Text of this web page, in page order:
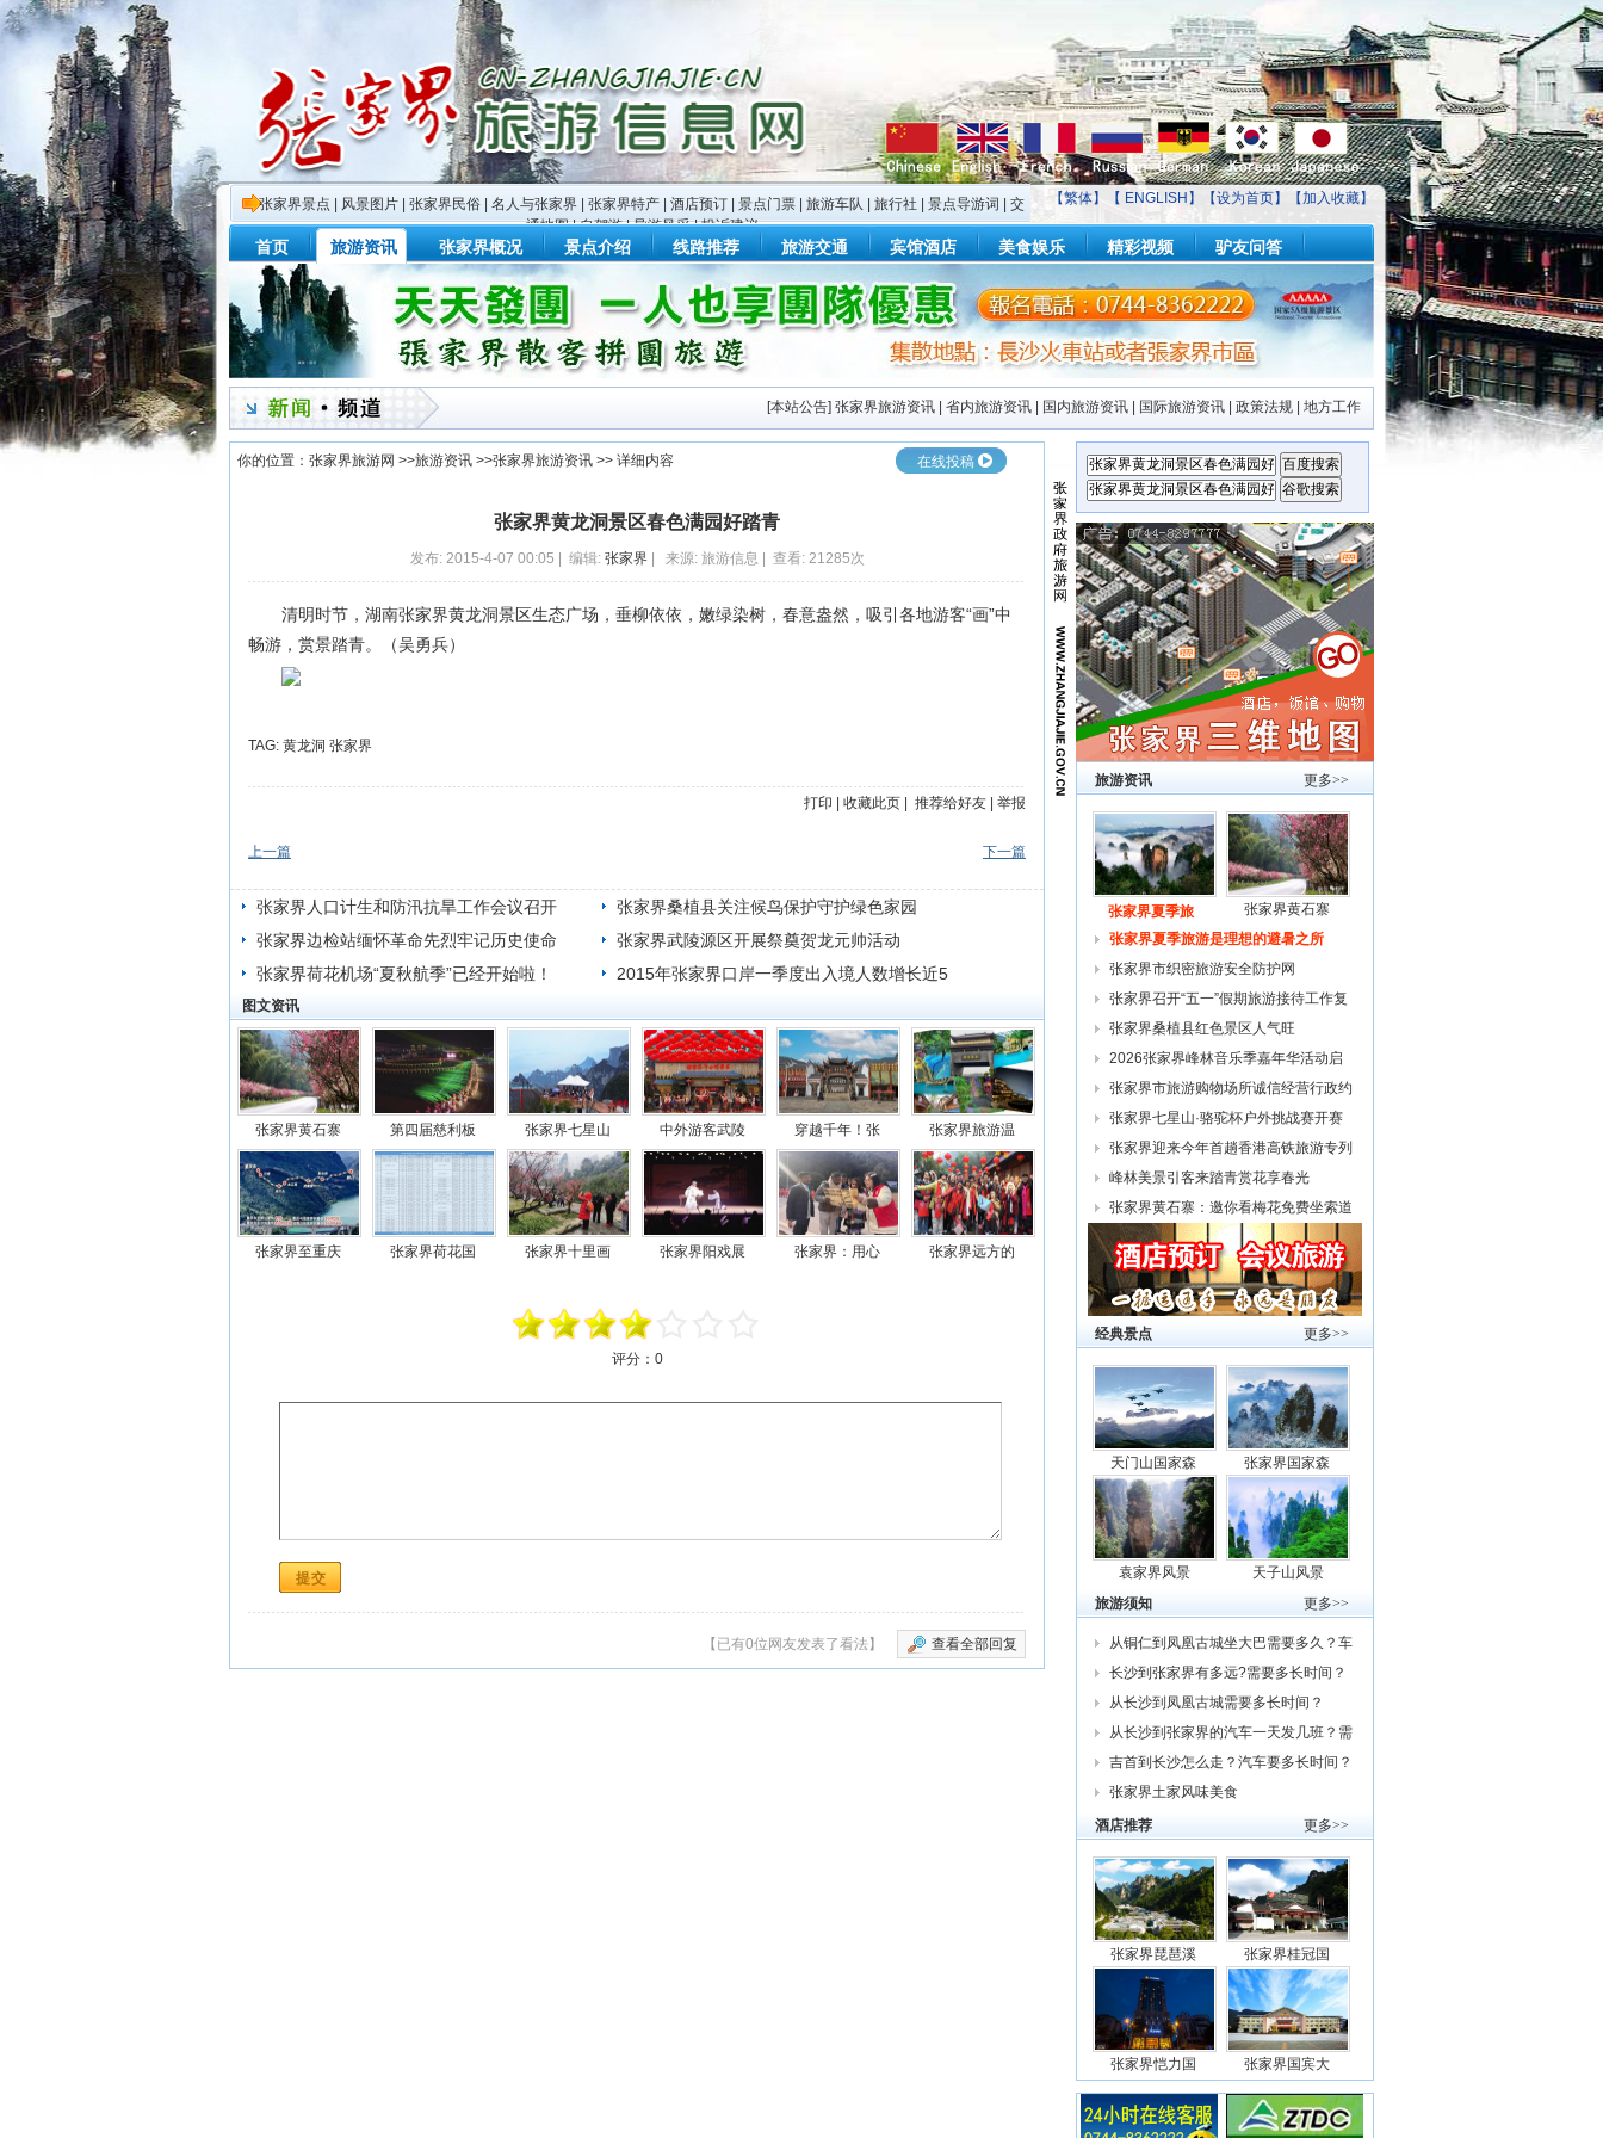
【繁体】【 ENGLISH 】【设为首页】【加入收藏】
张家界景点 风景图片 张家界民俗 名人与张家界 张家界特产 酒店预订 景点门票 旅游车队 旅行社 景点导游词
交
通地图|自驾游|导游风采|投诉建议
首页 旅游资讯 张家界概况 景点介绍 线路推荐 旅游交通 宾馆酒店 美食娱乐 精彩视频 驴友问答
[本站公告] 张家界旅游资讯 省内旅游资讯 国内旅游资讯 国际旅游资讯 政策法规 地方工作
你的位置： 张家界旅游网 >>旅游资讯 >>张家界旅游资讯 >> 详细内容 在线投稿
张家界黄龙洞景区春色满园好踏青
发布: 2015-4-07 00:05 | 编辑: 张家界| 来源: 旅游信息 | 查看: 21285次
清明时节，湖南张家界黄龙洞景区生态广场，垂柳依依，嫩绿染树，春意盎然，吸引各地游客“画”中
畅游，赏景踏青。（吴勇兵）
TAG: 黄龙洞 张家界
打印 收藏此页 推荐给好友 举报
上一篇 下一篇
张家界人口计生和防汛抗旱工作会议召开
张家界桑植县关注候鸟保护守护绿色家园
张家界边检站缅怀革命先烈牢记历史使命
张家界武陵源区开展祭奠贺龙元帅活动
张家界荷花机场“夏秋航季”已经开始啦！
2015年张家界口岸一季度出入境人数增长近5
图文资讯
张家界黄石寨 第四届慈利板 张家界七星山 中外游客武陵 穿越千年！张 张家界旅游温
张家界至重庆 张家界荷花国 张家界十里画 张家界阳戏展 张家界：用心 张家界远方的
评分： 0
查看全部回复
【已有0位网友发表了看法】
更多>>
旅游资讯
张家界夏季旅
张家界黄石寨
张家界夏季旅游是理想的避暑之所
张家界市织密旅游安全防护网
张家界召开“五一”假期旅游接待工作复
张家界桑植县红色景区人气旺
2026张家界峰林音乐季嘉年华活动启
幕
张家界市旅游购物场所诚信经营行政约
谈
张家界七星山·骆驼杯户外挑战赛开赛
张家界迎来今年首趟香港高铁旅游专列
峰林美景引客来踏青赏花享春光
张家界黄石寨：邀你看梅花免费坐索道
更多>>
经典景点
天门山国家森 张家界国家森
袁家界风景
天子山风景
更多>>
旅游须知
从铜仁到凤凰古城坐大巴需要多久？车
费
长沙到张家界有多远?需要多长时间？
从
从长沙到凤凰古城需要多长时间？
从长沙到张家界的汽车一天发几班？需
要
吉首到长沙怎么走？汽车要多长时间？
我
张家界土家风味美食
更多>>
酒店推荐
张家界琵琶溪 张家界桂冠国
张家界恺力国 张家界国宾大